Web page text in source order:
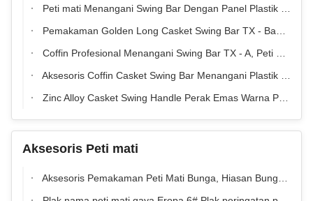
Peti mati Menangani Swing Bar Dengan Panel Plastik Dan Tabung Besi, Peti Kura Petura Grosir Hardware
Pemakaman Golden Long Casket Swing Bar TX - Bahan H9007 PP Dan Seng
Coffin Profesional Menangani Swing Bar TX - A, Peti Mati Pemasok Hardware
Aksesoris Coffin Casket Swing Bar Menangani Plastik Dewasa Dan Seng Alloy TX - E
Zinc Alloy Casket Swing Handle Perak Emas Warna PP ABS TX-J
Aksesoris Peti mati
Aksesoris Pemakaman Peti Mati Bunga, Hiasan Bunga Peti Perangkat Keras